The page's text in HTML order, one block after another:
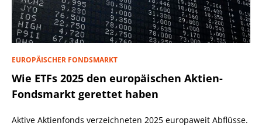
EUROPÄISCHER FONDSMARKT
Wie ETFs 2025 den europäischen Aktien-
Fondsmarkt gerettet haben
Aktive Aktienfonds verzeichneten 2025 europaweit Abflüsse.